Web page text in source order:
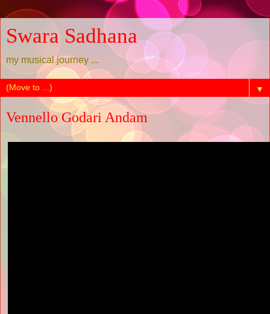
Swara Sadhana
my musical journey ...
▼
Vennello Godari Andam